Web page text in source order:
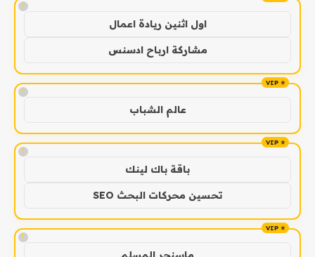
!
اول اثنين ريادة اعمال
مشاركة ارباح ادسنس
!
عالم الشباب
!
باقة باك لينك
تحسين محركات البحث SEO
!